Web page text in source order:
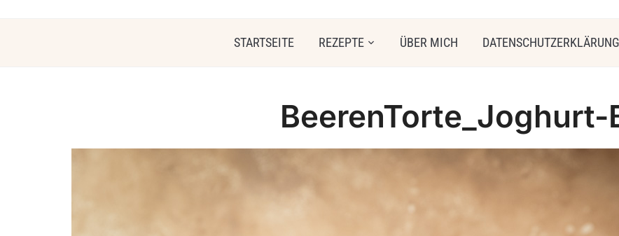
STARTSEITE REZEPTE ÜBER MICH DATENSCHUTZERKLÄRUNG
BeerenTorte_Joghurt-